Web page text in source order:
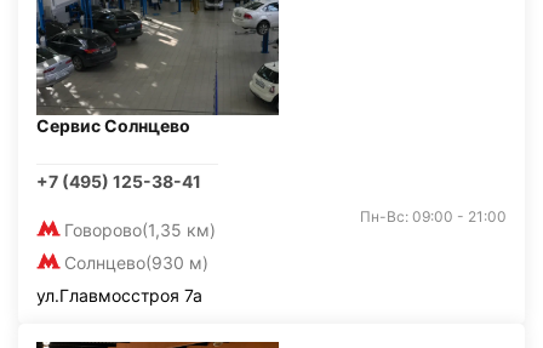
Сервис Солнцево
+7 (495) 125-38-41
Говорово(1,35 км)
Солнцево(930 м)
Пн-Вс: 09:00 - 21:00
ул.Главмосстроя 7а